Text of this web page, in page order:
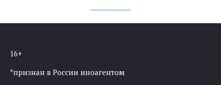
16+
*признан в России иноагентом